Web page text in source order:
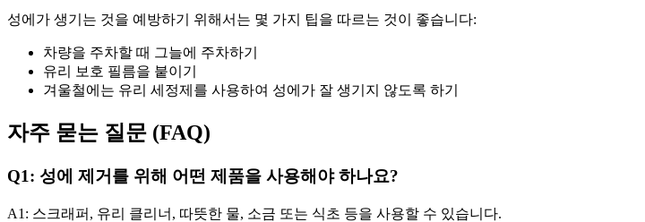
성에가 생기는 것을 예방하기 위해서는 몇 가지 팁을 따르는 것이 좋습니다:
차량을 주차할 때 그늘에 주차하기
유리 보호 필름을 붙이기
겨울철에는 유리 세정제를 사용하여 성에가 잘 생기지 않도록 하기
자주 묻는 질문 (FAQ)
Q1: 성에 제거를 위해 어떤 제품을 사용해야 하나요?
A1: 스크래퍼, 유리 클리너, 따뜻한 물, 소금 또는 식초 등을 사용할 수 있습니다.